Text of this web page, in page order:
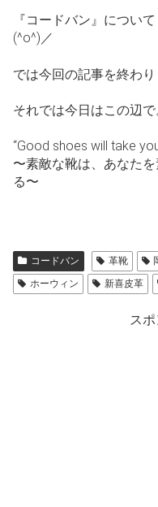
『コードバン』につい
(^o^)／
では今回の記事を終わり
それでは今日はこの辺で
“Good shoes will take
〜素敵な靴は、あなた
る〜
コードバン 革靴
ホーウィン
新喜皮革
ス